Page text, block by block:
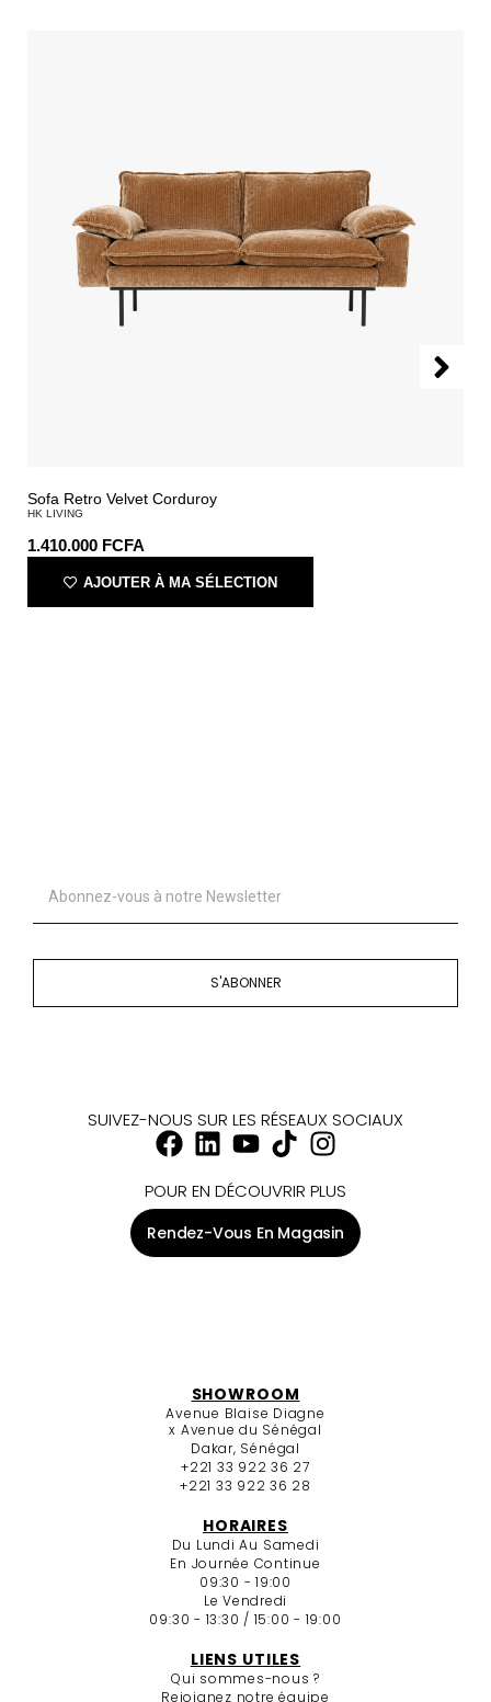
Sofa Retro Velvet Corduroy
HK LIVING
1.410.000 FCFA
AJOUTER À MA SÉLECTION
S'ABONNER
SUIVEZ-NOUS SUR LES RÉSEAUX SOCIAUX
POUR EN DÉCOUVRIR PLUS
Rendez-Vous En Magasin
SHOWROOM
Avenue Blaise Diagne
x Avenue du Sénégal
Dakar, Sénégal
+221 33 922 36 27
+221 33 922 36 28
HORAIRES
Du Lundi Au Samedi
En Journée Continue
09:30 - 19:00
Le Vendredi
09:30 - 13:30 / 15:00 - 19:00
LIENS UTILES
Qui sommes-nous ?
Rejoignez notre équipe